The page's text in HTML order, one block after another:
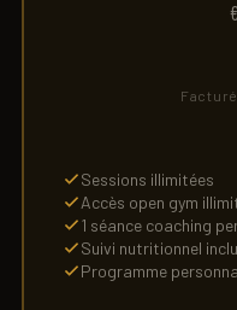
€
Sessions illimitées
Accès open gym
1 séance coaching
Suivi nutritionnel
Programme